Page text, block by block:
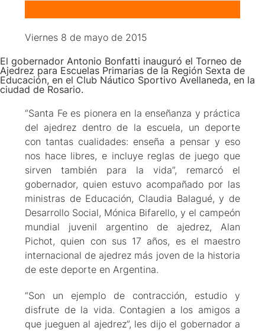
Viernes 8 de mayo de 2015
El gobernador Antonio Bonfatti inauguró el Torneo de
Ajedrez para Escuelas Primarias de la Región Sexta de
Educación, en el Club Náutico Sportivo Avellaneda, en la
ciudad de Rosario.
“Santa Fe es pionera en la enseñanza y práctica
del ajedrez dentro de la escuela, un deporte
con tantas cualidades: enseña a pensar y eso
nos hace libres, e incluye reglas de juego que
sirven también para la vida”, remarcó el
gobernador, quien estuvo acompañado por las
ministras de Educación, Claudia Balagué, y de
Desarrollo Social, Mónica Bifarello, y el campeón
mundial juvenil argentino de ajedrez, Alan
Pichot, quien con sus 17 años, es el maestro
internacional de ajedrez más joven de la historia
de este deporte en Argentina.
“Son un ejemplo de contracción, estudio y
disfrute de la vida. Contagien a los amigos a
que jueguen al ajedrez”, les dijo el gobernador a